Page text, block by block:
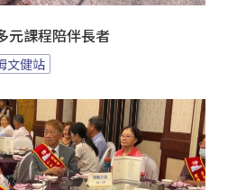
元課程陪伴長者
文健站